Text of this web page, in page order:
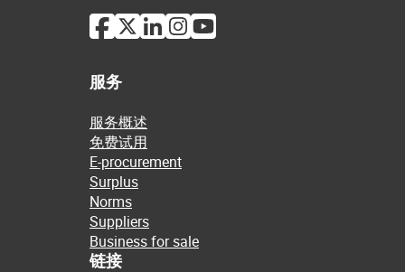
服务
服务概述
免费试用
E-procurement
Surplus
Norms
Suppliers
Business for sale
链接